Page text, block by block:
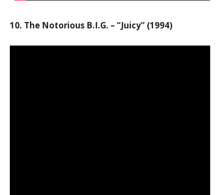
10. The Notorious B.I.G. – “Juicy” (1994)